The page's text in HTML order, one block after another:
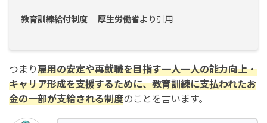
教育訓練給付制度 ｜厚生労働省より引用
つまり雇用の安定や再就職を目指す一人一人の能力向上・
キャリア形成を支援するために、教育訓練に支払われたお
金の一部が支給される制度のことを言います。